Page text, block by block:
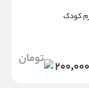
کودک
200,000